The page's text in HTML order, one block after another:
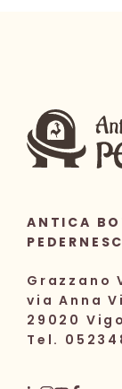
ANTICA
Grazzano
via Anna
29020
Tel.